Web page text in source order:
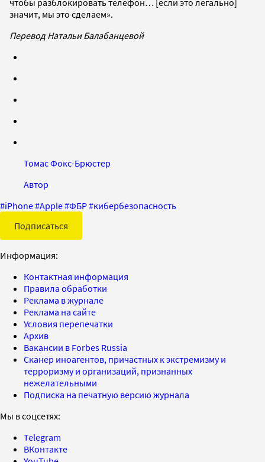
чтобы разблокировать телефон… [если это легально]
значит, мы это сделаем».
Перевод Натальи Балабанцевой
Томас Фокс-Брюстер
Автор
#iPhone#Apple#ФБР#кибербезопасность
Подписаться
Информация:
Контактная информация
Правила обработки
Реклама в журнале
Реклама на сайте
Условия перепечатки
Архив
Вакансии в Forbes Russia
Сканер иноагентов, причастных к экстремизму и
терроризму и организаций, признанных
нежелательными
Подписка на печатную версию журнала
Мы в соцсетях:
Telegram
ВКонтакте